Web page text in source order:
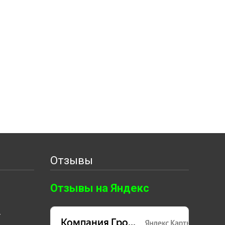
Отзывы
Отзывы на Яндекс